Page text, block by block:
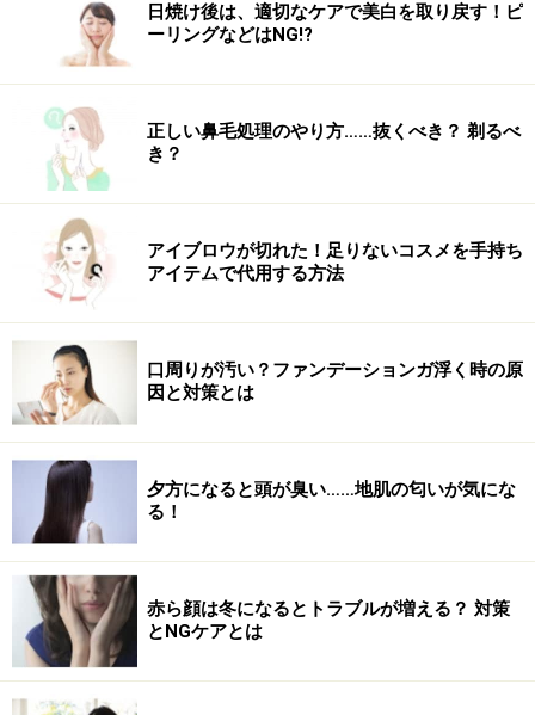
日焼け後は、適切なケアで美白を取り戻す！ピ
ーリングなどはNG!?
正しい鼻毛処理のやり方……抜くべき？ 剃るべ
き？
アイブロウが切れた！足りないコスメを手持ち
アイテムで代用する方法
口周りが汚い？ファンデーションガ浮く時の原
因と対策とは
夕方になると頭が臭い……地肌の匂いが気にな
る！
赤ら顔は冬になるとトラブルが増える？ 対策
とNGケアとは